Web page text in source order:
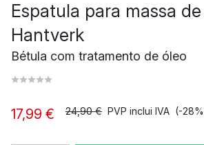
Espatula para massa
Hantverk
Bétula com tratamento de óleo
17,99 € 24,90 € PVP inclui IVA (-